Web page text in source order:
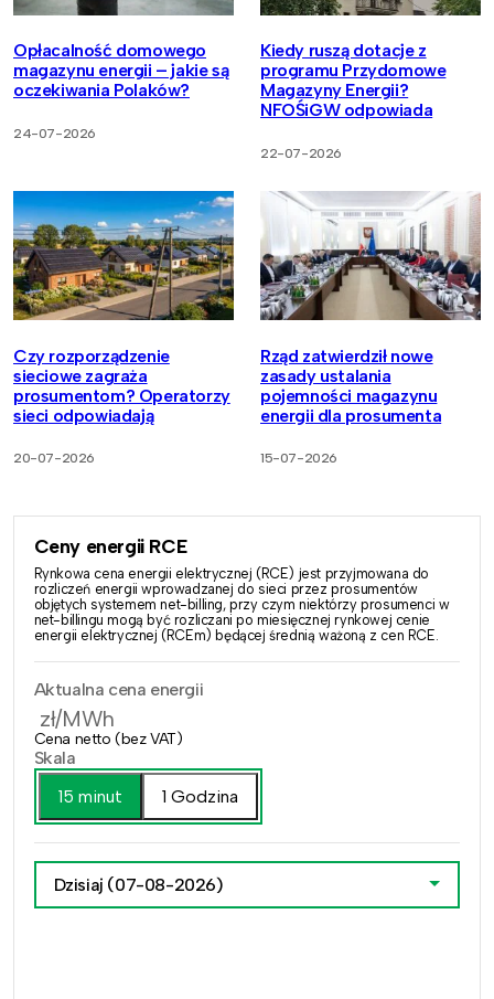
Opłacalność domowego
magazynu energii – jakie są
oczekiwania Polaków?
24-07-2026
Kiedy ruszą dotacje z
programu Przydomowe
Magazyny Energii?
NFOŚiGW odpowiada
22-07-2026
Czy rozporządzenie
sieciowe zagraża
prosumentom? Operatorzy
sieci odpowiadają
20-07-2026
Rząd zatwierdził nowe
zasady ustalania
pojemności magazynu
energii dla prosumenta
15-07-2026
Ceny energii RCE
Rynkowa cena energii elektrycznej (RCE) jest przyjmowana do
rozliczeń energii wprowadzanej do sieci przez prosumentów
objętych systemem net-billing, przy czym niektórzy prosumenci w
net-billingu mogą być rozliczani po miesięcznej rynkowej cenie
energii elektrycznej (RCEm) będącej średnią ważoną z cen RCE.
Aktualna cena energii
zł/MWh
Cena netto (bez VAT)
Skala
15 minut
1 Godzina
Dzisiaj (07-08-2026)